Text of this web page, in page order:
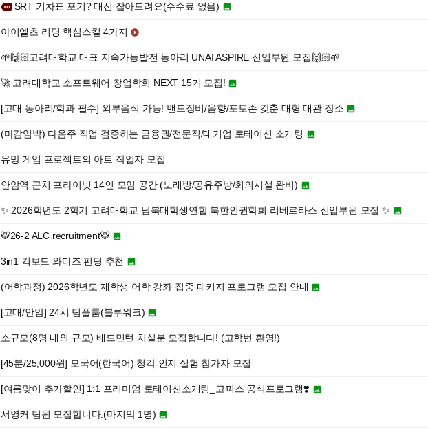
more SRT 기차표 포기? 대신 잡아드려요(수수료 없음) 
아이엘츠 리딩 핵심스킬 4가지 
🌱🙌🏻고려대학교 대표 지속가능발전 동아리 UNAI ASPIRE 신입부원 모집🙌🏻🌱
🚀 고려대학교 소프트웨어 창업학회 NEXT 15기 모집! 
[고대 동아리/학과 필수] 외부음식 가능! 밴드장비/음향/포토존 갖춘 대형 대관 장소 
(마감임박) 다음주 직업 검증하는 금융권/전문직/대기업 로테이션 소개팅 
유망 게임 프로젝트의 아트 작업자 모집
안암역 근처 프라이빗 14인 모임 공간 (노래방/공유주방/회의시설 완비) 
✨ 2026학년도 2학기 고려대학교 남북대학생연합 북한인권학회 리베르타스 신입부원 모집 ✨ 
🐯26-2 ALC recruitment🐯 
3in1 킥보드 와디즈 펀딩 추천 
(어학과정) 2026학년도 재학생 어학 강좌 집중 패키지 프로그램 모집 안내 
[고대/안암] 24시 팀플룸(블루워크) 
소규모(8명 내외 규모) 배드민턴 치실분 모집합니다! (고학번 환영!)
[45분/25,000원] 모국어(한국어) 청각 인지 실험 참가자 모집
[여름맞이 추가할인] 1:1 프리미엄 로테이션소개팅_고피스 공식프로그램❣️ 
서영커 팀원 모집합니다.(마지막 1명) 